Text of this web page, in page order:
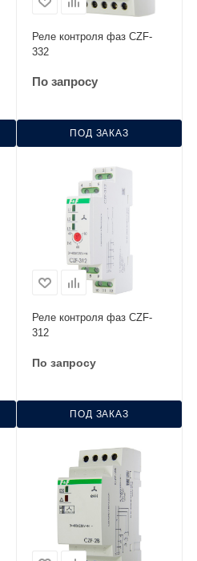
Реле контроля фаз CZF-
332
По запросу
ПОД ЗАКАЗ
Реле контроля фаз CZF-
312
По запросу
ПОД ЗАКАЗ